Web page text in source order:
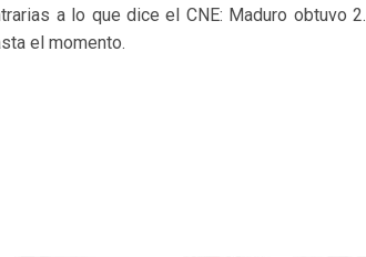
a lo que dice el CNE: Maduro obtuvo
el momento.